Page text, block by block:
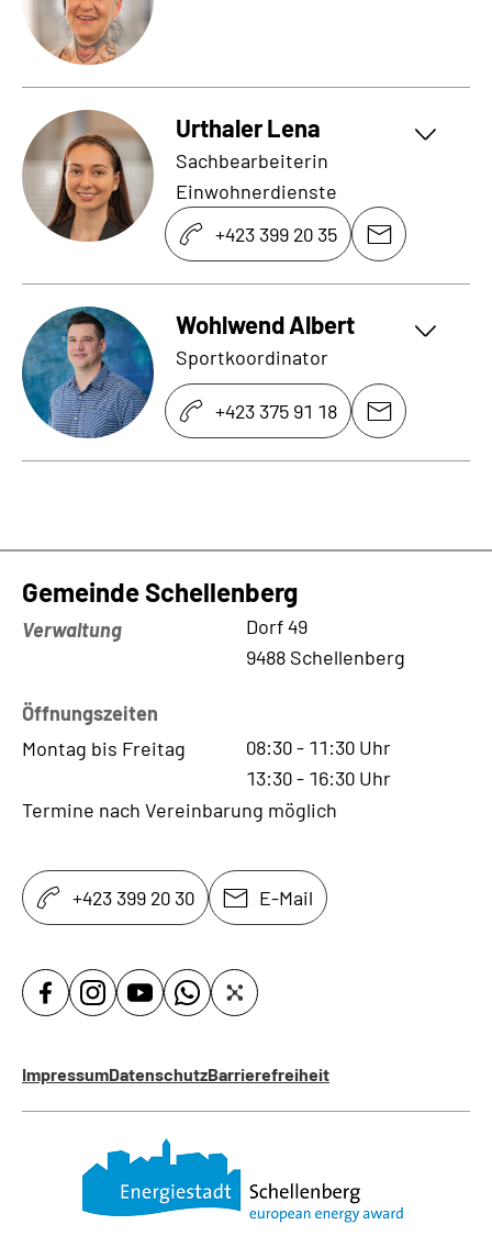
Urthaler Lena
Sachbearbeiterin
Einwohnerdienste
+423 399 20 35
Wohlwend Albert
Sportkoordinator
+423 375 91 18
Gemeinde Schellenberg
Verwaltung
Dorf 49
9488 Schellenberg
Öffnungszeiten
Montag bis Freitag
08:30- 11:30 Uhr
13:30- 16:30 Uhr
Termine nach Vereinbarung möglich
+423 399 20 30 E-Mail
ImpressumDatenschutzBarrierefreiheit